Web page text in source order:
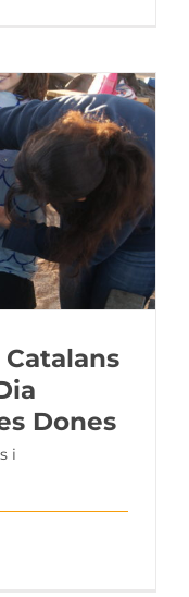
Catalans
Dones
i